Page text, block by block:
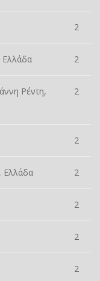
2
Ελλάδα 2
Ρέντη,
2
2
Ελλάδα 2
2
2
2